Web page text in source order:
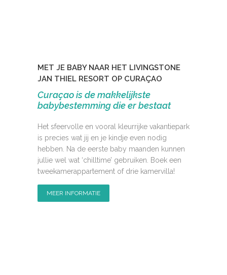
MET JE BABY NAAR HET LIVINGSTONE
JAN THIEL RESORT OP CURAÇAO
Curaçao is de makkelijkste
babybestemming die er bestaat
Het sfeervolle en vooral kleurrijke vakantiepark
is precies wat jij en je kindje even nodig
hebben. Na de eerste baby maanden kunnen
jullie wel wat ‘chilltime’ gebruiken. Boek een
tweekamerappartement of drie kamervilla!
MEER INFORMATIE